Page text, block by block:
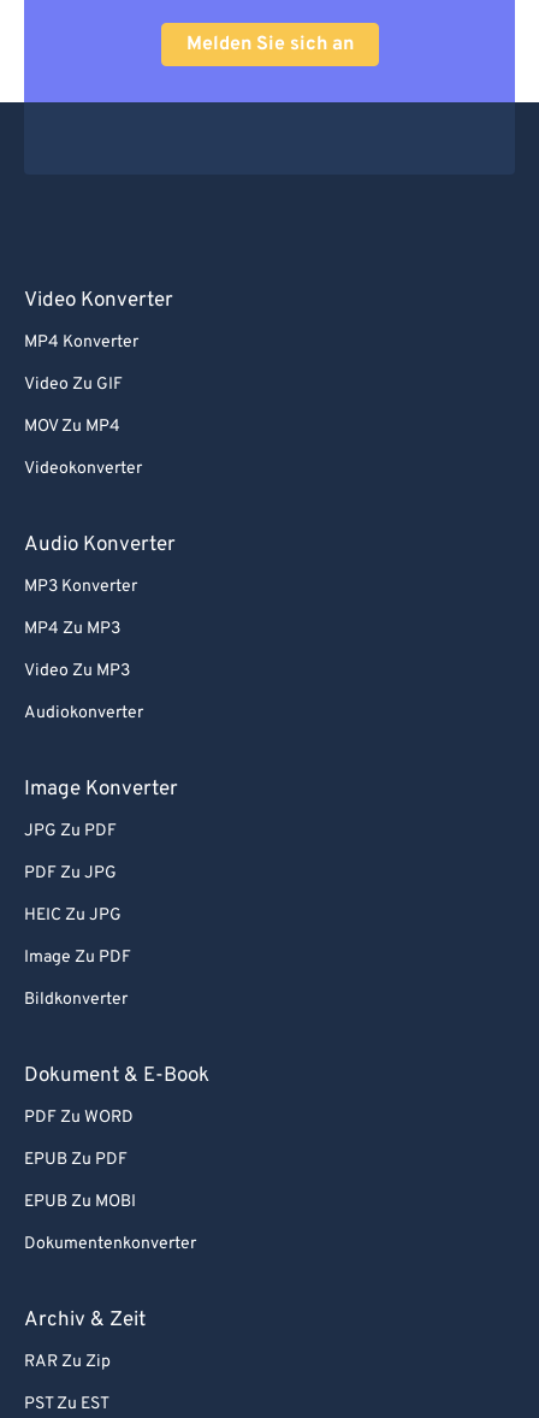
Melden Sie sich an
Video Konverter
MP4 Konverter
Video Zu GIF
MOV Zu MP4
Videokonverter
Audio Konverter
MP3 Konverter
MP4 Zu MP3
Video Zu MP3
Audiokonverter
Image Konverter
JPG Zu PDF
PDF Zu JPG
HEIC Zu JPG
Image Zu PDF
Bildkonverter
Dokument & E-Book
PDF Zu WORD
EPUB Zu PDF
EPUB Zu MOBI
Dokumentenkonverter
Archiv & Zeit
RAR Zu Zip
PST Zu EST